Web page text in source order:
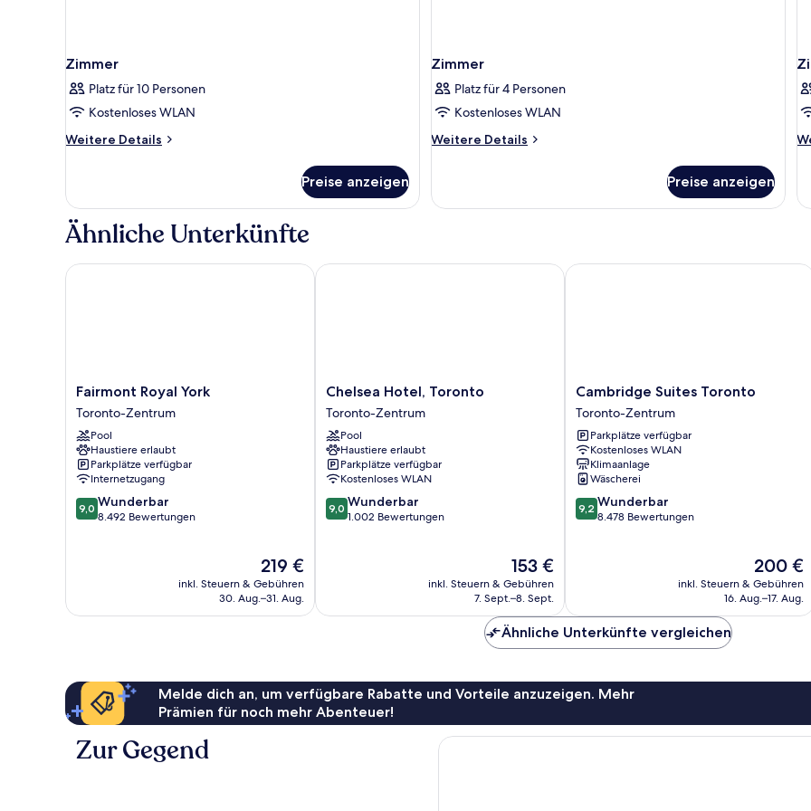
Zimmer
Platz für 10 Personen
Kostenloses WLAN
Weitere Details
Weitere
Preise anzeigen
Zimmer
Platz für 4 Personen
Kostenloses WLAN
Weitere Details
Weitere
Preise anzeigen
Ähnliche Unterkünfte
Fairmont
Royal
York
Toronto-
Zentrum
Fairmont Royal York
Toronto-Zentrum
Pool
Haustiere erlaubt
Parkplätze verfügbar
Internetzugang
9.0
von
9,0 Wunderbar
8.492 Bewertungen
Der
Preis
beträgt
219 €
inkl. Steuern & Gebühren
30. Aug.–31. Aug.
Fairmont Royal York
Chelsea
Hotel,
Toronto
Toronto-
Zentrum
Chelsea Hotel, Toronto
Toronto-Zentrum
Pool
Haustiere erlaubt
Parkplätze verfügbar
Kostenloses WLAN
9.0
von
9,0 Wunderbar
1.002 Bewertungen
Der
Preis
beträgt
153 €
inkl. Steuern & Gebühren
7. Sept.–8. Sept.
Chelsea Hotel, Toronto
Cambridge
Suites
Toronto
Toronto-
Zentrum
Cambridge Suites Toronto
Toronto-Zentrum
Parkplätze verfügbar
Kostenloses WLAN
Klimaanlage
Wäscherei
9.2
von
9,2 Wunderbar
8.478 Bewertungen
Der
Preis
beträgt
200 €
inkl. Steuern & Gebühren
16. Aug.–17. Aug.
Cambridge Suites Toronto
Ähnliche Unterkünfte vergleichen
Melde dich an, um verfügbare Rabatte und Vorteile anzuzeigen. Mehr
Prämien für noch mehr Abenteuer!
Zur Gegend